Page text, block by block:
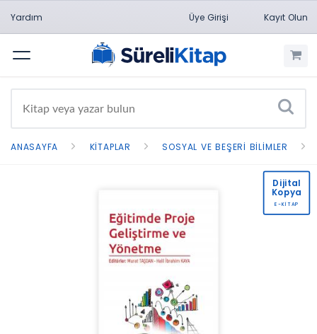
Yardım Üye Girişi Kayıt Olun
Menü
ANASAYFA KITAPLAR SOSYAL VE BEŞERI BILIMLER
Dijital
Kopya
E-KİTAP